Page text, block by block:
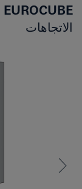
EUROCUBE
الاتجاهات